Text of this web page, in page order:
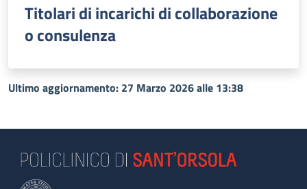
Titolari di incarichi di collaborazione
o consulenza
Ultimo aggiornamento: 27 Marzo 2026 alle 13:38